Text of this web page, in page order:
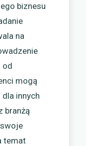
biznesu
na
od
mogą
innych
branżą
temat